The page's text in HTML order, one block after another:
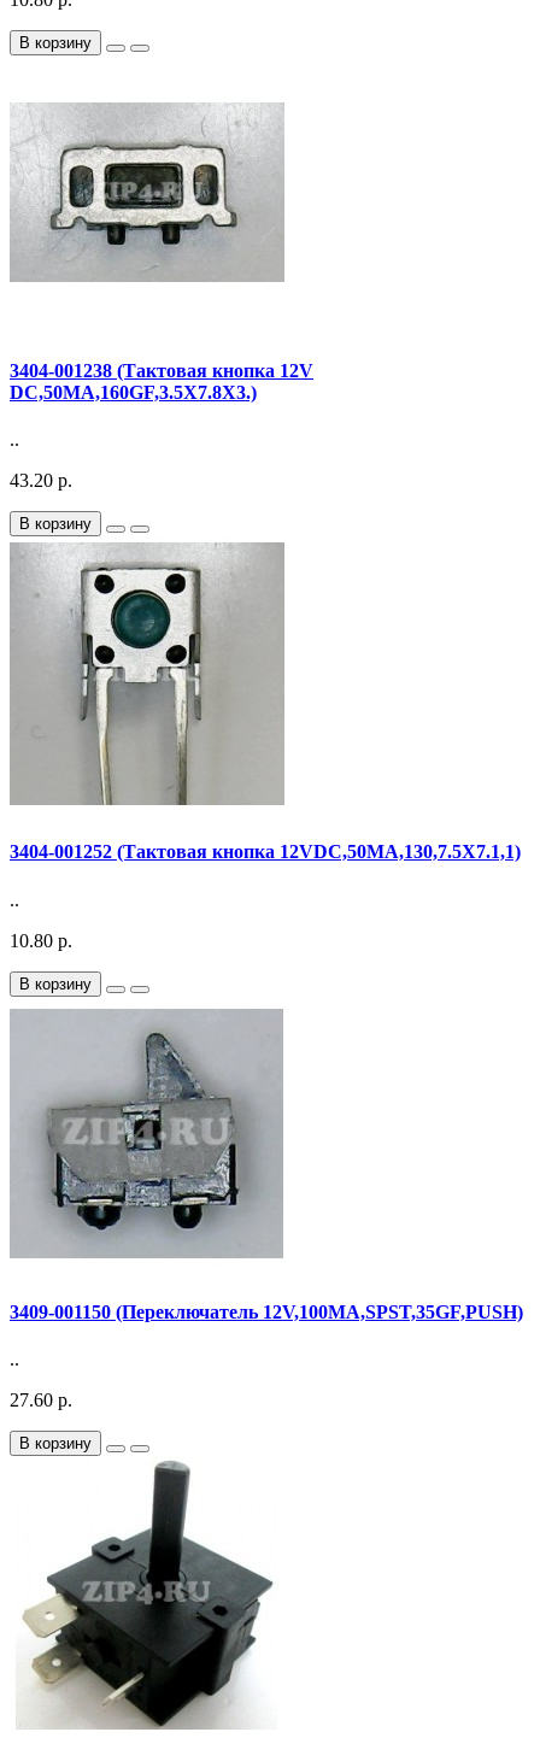
В корзину
3404-001238 (Тактовая кнопка 12V
DC,50MA,160GF,3.5X7.8X3.)
..
43.20 р.
В корзину
3404-001252 (Тактовая кнопка 12VDC,50MA,130,7.5X7.1,1)
..
10.80 р.
В корзину
3409-001150 (Переключатель 12V,100MA,SPST,35GF,PUSH)
..
27.60 р.
В корзину